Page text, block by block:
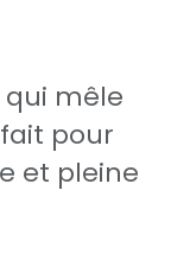
mêle
pour
et pleine